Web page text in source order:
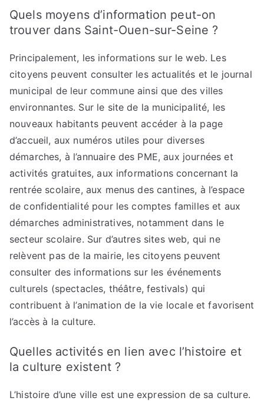
Quels moyens d’information peut-on
trouver dans Saint-Ouen-sur-Seine ?
Principalement, les informations sur le web. Les
citoyens peuvent consulter les actualités et le journal
municipal de leur commune ainsi que des villes
environnantes. Sur le site de la municipalité, les
nouveaux habitants peuvent accéder à la page
d’accueil, aux numéros utiles pour diverses
démarches, à l’annuaire des PME, aux journées et
activités gratuites, aux informations concernant la
rentrée scolaire, aux menus des cantines, à l’espace
de confidentialité pour les comptes familles et aux
démarches administratives, notamment dans le
secteur scolaire. Sur d’autres sites web, qui ne
relèvent pas de la mairie, les citoyens peuvent
consulter des informations sur les événements
culturels (spectacles, théâtre, festivals) qui
contribuent à l’animation de la vie locale et favorisent
l’accès à la culture.
Quelles activités en lien avec l’histoire et
la culture existent ?
L’histoire d’une ville est une expression de sa culture.